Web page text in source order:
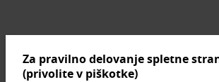
Znamke, ki se prodajajo
Za pravilno delovanje spletne
(privolite v piškotke)